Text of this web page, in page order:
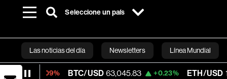
Seleccione un país
Las noticias del día Newsletters Línea Mundial
Bloomberg
BTC/USD 63,045.83 +0.23% ETH/USD 1,865.995